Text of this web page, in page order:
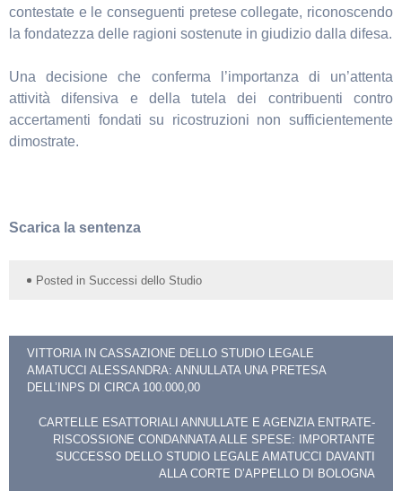
contestate e le conseguenti pretese collegate, riconoscendo
la fondatezza delle ragioni sostenute in giudizio dalla difesa.
Una decisione che conferma l’importanza di un’attenta
attività difensiva e della tutela dei contribuenti contro
accertamenti fondati su ricostruzioni non sufficientemente
dimostrate.
Scarica la sentenza
Posted in Successi dello Studio
Navigazione
articoli
VITTORIA IN CASSAZIONE DELLO STUDIO LEGALE
AMATUCCI ALESSANDRA: ANNULLATA UNA PRETESA
DELL’INPS DI CIRCA 100.000,00
CARTELLE ESATTORIALI ANNULLATE E AGENZIA ENTRATE-
RISCOSSIONE CONDANNATA ALLE SPESE: IMPORTANTE
SUCCESSO DELLO STUDIO LEGALE AMATUCCI DAVANTI
ALLA CORTE D’APPELLO DI BOLOGNA